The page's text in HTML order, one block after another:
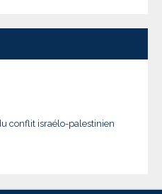
conflit israélo-palestinien